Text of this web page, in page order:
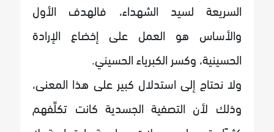
السريعة لسيد الشهداء، فالهدف الأول
والأساس هو العمل على إخضاع الإرادة
الحسينية، وكسر الكبرياء الحسيني.
ولا نحتاج إلى استدلال كبير على هذا المعنى،
وذلك لأن التصفية الجسدية كانت تكلِّفهم